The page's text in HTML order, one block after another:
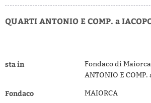
QUARTI ANTONIO E COMP. a
sta in
Fondaco di
ANTONIO E
Fondaco MAIORCA